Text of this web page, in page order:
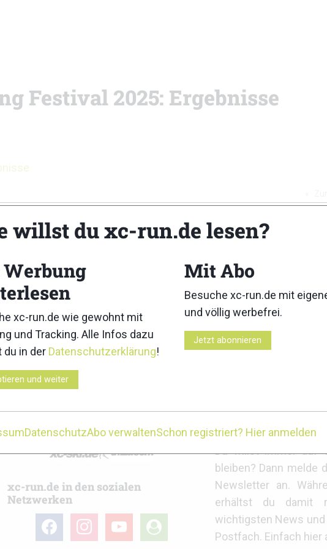
Festival 2025: Ergebnisse
Schnalstal Alpine Trail presented by KAILAS
FUGA 2026: Ergebnisse
Salomon Pitz Alpine Glacier
Ergebnisse
Partner
xc-run.de in den sozialen
Netzwerken
facebookinstagramyoutube
user-
circle
xc-run.de Newsletter
Du willst immer auf
bleiben? Dann melde
Newsletter an.
erhältst du damit
wichtigsten News
Postfach. Einfach hier
willst du xc-run.de lesen?
xc-run.de wie gewohnt mit
und Tracking. Alle Infos dazu
du in der Datenschutzerklärung!
und weiter
Mit Abo
Besuche xc-run.de mit
und völlig werbefrei.
Jetzt abonnieren
DatenschutzAbo verwaltenSchon registriert? Hier anmelden